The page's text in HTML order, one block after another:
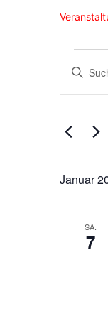
Bitte
eingeben.
nach
Januar
SA.
7